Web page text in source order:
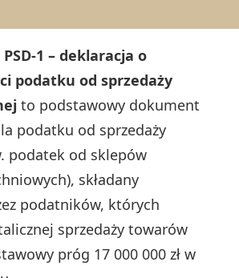
PSD-1 – deklaracja o
podatku od sprzedaży
to podstawowy dokument
podatku od sprzedaży
podatek od sklepów
składany
podatników, których
sprzedaży towarów
próg 17 000 000 zł w